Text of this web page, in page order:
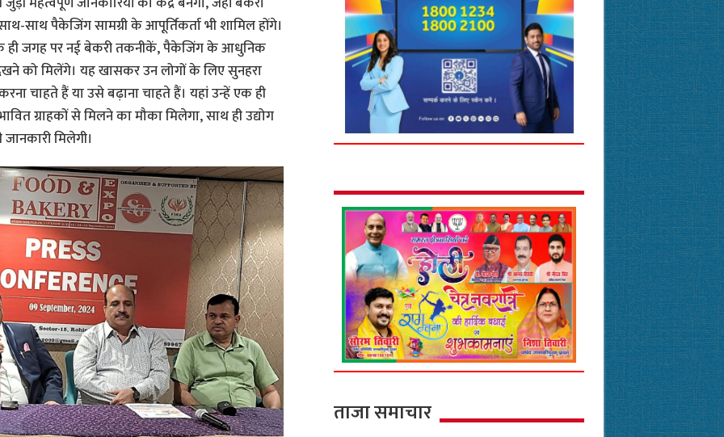
साथ पैकेजिंग सामग्री के आपूर्तिकर्ता भी शामिल होंगे।
ही जगह पर नई बेकरी तकनीकें, पैकेजिंग के आधुनिक
को मिलेंगे। यह खासकर उन लोगों के लिए सुनहरा
चाहते हैं या उसे बढ़ाना चाहते हैं। यहां उन्हें एक ही
ग्राहकों से मिलने का मौका मिलेगा, साथ ही उद्योग
मिलेगी।
ताजा समाचार